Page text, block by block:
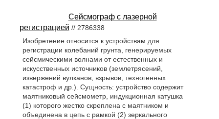
Сейсмограф с лазерной
регистрацией // 2786338
Изобретение относится к устройствам для
регистрации колебаний грунта, генерируемых
сейсмическими волнами от естественных и
искусственных источников (землетрясений,
извержений вулканов, взрывов, техногенных
катастроф и др.). Сущность: устройство содержит
маятниковый сейсмометр, индукционная катушка
(1) которого жестко скреплена с маятником и
объединена в цепь с рамкой (2) зеркального